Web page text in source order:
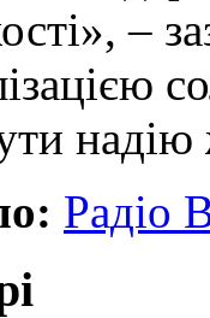
–
надію
Радіо